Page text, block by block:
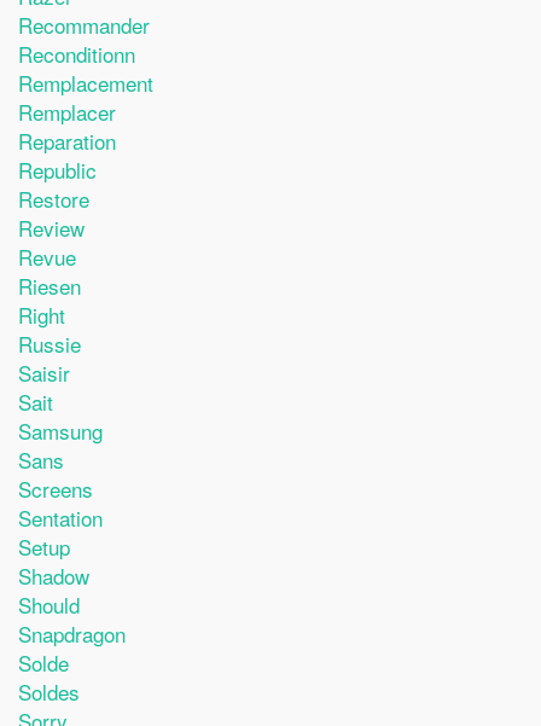
Recommander
Reconditionn
Remplacement
Remplacer
Reparation
Republic
Restore
Review
Revue
Riesen
Right
Russie
Saisir
Sait
Samsung
Sans
Screens
Sentation
Setup
Shadow
Should
Snapdragon
Solde
Soldes